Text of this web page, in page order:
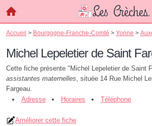
Accueil > Bourgogne-Franche-Comté > Yonne >
Michel Lepeletier de Saint
Cette fiche présente "Michel Lepeletier de Saint
assistantes maternelles, située 14 Rue Michel
Fargeau.
Adresse
Horaires Téléphone
Améliorer cette fiche